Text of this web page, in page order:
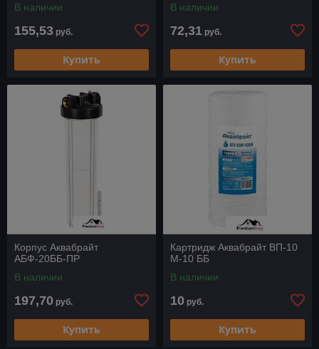
В наличии
155,53 руб.
Купить
В наличии
72,31 руб.
Купить
Корпус Аквабрайт
АБФ-20ББ-ПР
В наличии
197,70 руб.
Купить
Картридж Аквабрайт ВП-10
М-10 ББ
В наличии
10 руб.
Купить